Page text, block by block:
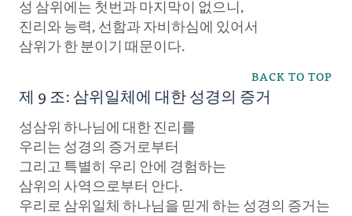
성 삼위에는 첫번과 마지막이 없으니,
진리와 능력, 선함과 자비하심에 있어서
삼위가 한 분이기 때문이다.
BACK TO TOP
제 9 조: 삼위일체에 대한 성경의 증거
성삼위 하나님에 대한 진리를
우리는 성경의 증거로부터
그리고 특별히 우리 안에 경험하는
삼위의 사역으로부터 안다.
우리로 삼위일체 하나님을 믿게 하는 성경의 증거는